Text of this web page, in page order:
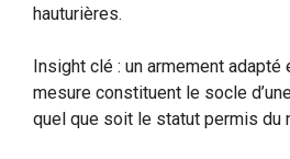
hauturières.
Insight clé : un armement
mesure constituent le socle
quel que soit le statut permis du